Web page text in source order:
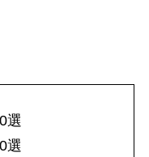
選
選